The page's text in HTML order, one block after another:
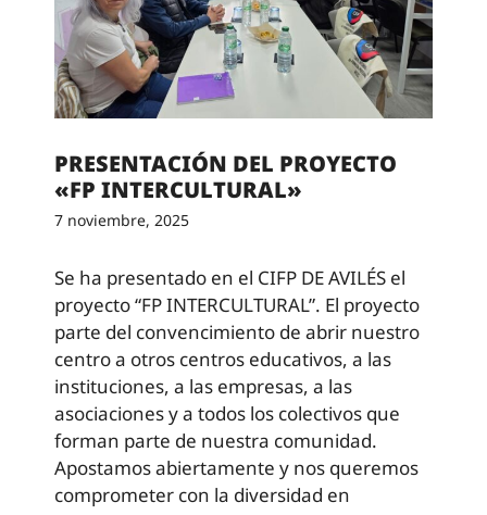
PRESENTACIÓN DEL PROYECTO
«FP INTERCULTURAL»
7 noviembre, 2025
Se ha presentado en el CIFP DE AVILÉS el
proyecto “FP INTERCULTURAL”. El proyecto
parte del convencimiento de abrir nuestro
centro a otros centros educativos, a las
instituciones, a las empresas, a las
asociaciones y a todos los colectivos que
forman parte de nuestra comunidad.
Apostamos abiertamente y nos queremos
comprometer con la diversidad en